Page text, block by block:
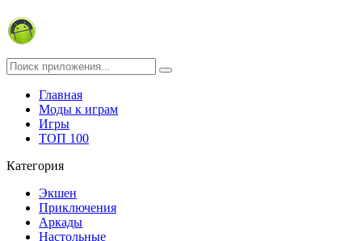
Главная
Моды к играм
Игры
ТОП 100
Категория
Экшен
Приключения
Аркады
Настольные